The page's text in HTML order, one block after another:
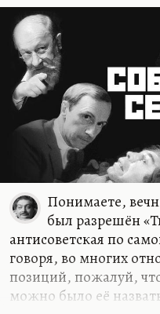
Понимаете,
был разрешён
антисоветская по
говоря, во многих
позиций, пожалуй,
можно было её